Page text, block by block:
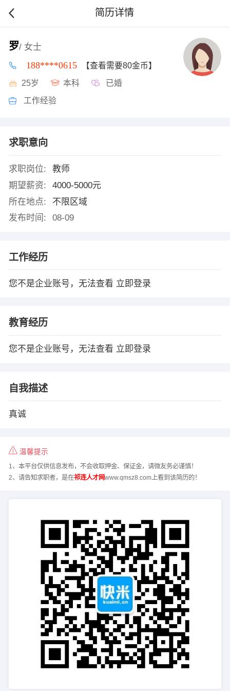
简历详情
罗/ 女士
188****0615 【查看需要80金币】
25岁 本科 已婚
工作经验
求职意向
求职岗位:
教师
期望薪资:
4000-5000元
所在地点:
不限区域
发布时间:
08-09
工作经历
您不是企业账号，无法查看 立即登录
教育经历
您不是企业账号，无法查看 立即登录
自我描述
真诚
温馨提示
1、本平台仅供信息发布，不会收取押金、保证金，请微友务必谨慎！
2、请告知求职者，是在祁连人才网www.qmsz8.com上看到该简历的！